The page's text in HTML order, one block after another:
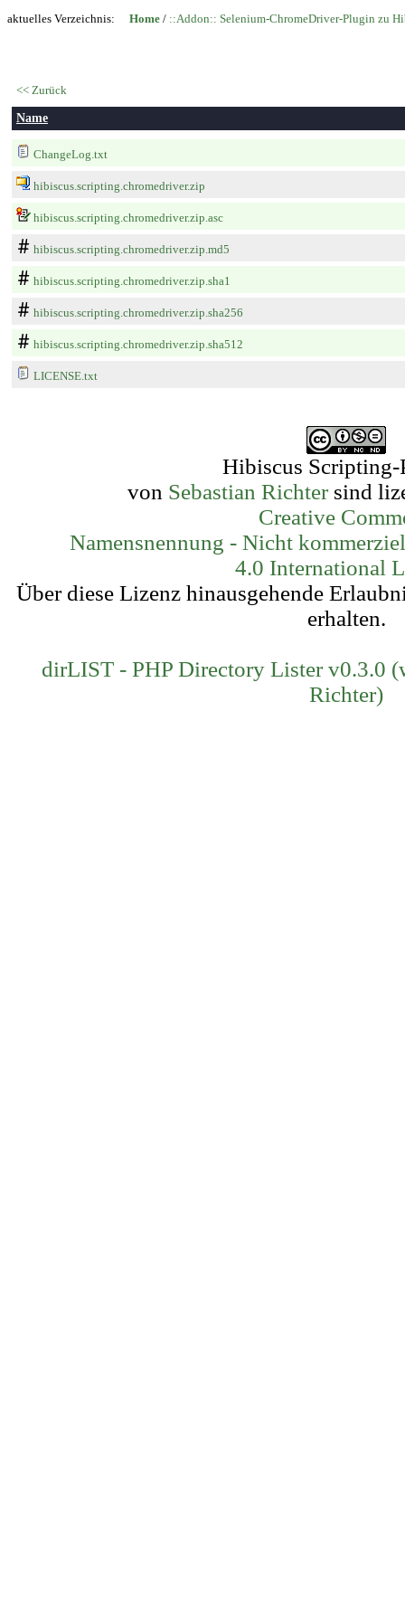
aktuelles Verzeichnis: Home / ::Addon:: Selenium-ChromeDriver-Plugin zu
<< Zurück
Name
ChangeLog.txt
hibiscus.scripting.chromedriver.zip
hibiscus.scripting.chromedriver.zip.asc
hibiscus.scripting.chromedriver.zip.md5
hibiscus.scripting.chromedriver.zip.sha1
hibiscus.scripting.chromedriver.zip.sha256
hibiscus.scripting.chromedriver.zip.sha512
LICENSE.txt
Hibiscus Scripting-
von Sebastian Richter sind
Creative
Namensnennung - Nicht
4.0 International
Über diese Lizenz hinausgehende
erhalten.
dirLIST - PHP Directory Lister v0.3.0
Richter)